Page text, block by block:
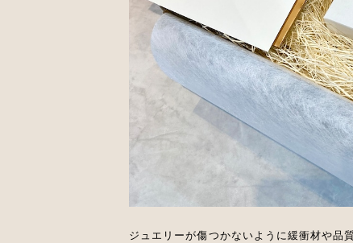
ジュエリーが傷つかないように緩衝材や品